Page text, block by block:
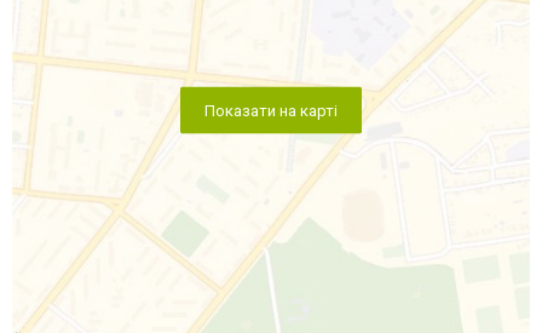
Показати на карті